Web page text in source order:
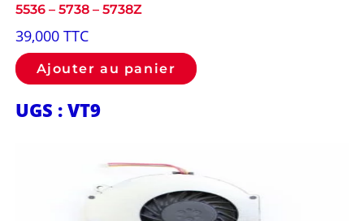
5536 – 5738 – 5738Z
39,000 TTC
Ajouter au panier
UGS : VT9